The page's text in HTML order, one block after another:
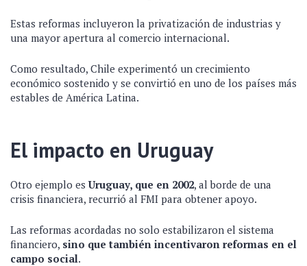
Estas reformas incluyeron la privatización de industrias y
una mayor apertura al comercio internacional.
Como resultado, Chile experimentó un crecimiento
económico sostenido y se convirtió en uno de los países más
estables de América Latina.
El impacto en Uruguay
Otro ejemplo esUruguay, que en 2002, al borde de una
crisis financiera, recurrió al FMI para obtener apoyo.
Las reformas acordadas no solo estabilizaron el sistema
financiero, sino que también incentivaron reformas en el
campo social.